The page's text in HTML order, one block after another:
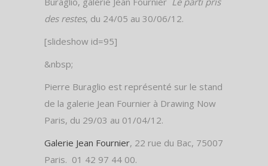
des restes, du 24/05 au 30/06/12.
[slideshow id=95]
&nbsp;
Pierre Buraglio est représenté sur le stand
de la galerie Jean Fournier à Drawing Now
Paris, du 29/03 au 01/04/12.
Galerie Jean Fournier, 22 rue du Bac, 75007
Paris. 01 42 97 44 00.